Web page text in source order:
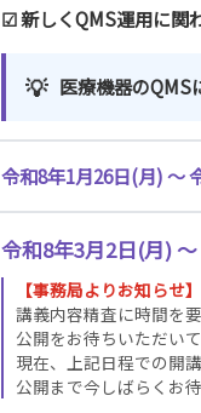
☑ 新しくQMS運用に
💡 医療機器のQMS
令和8年1月26日(月) ～
令和8年3月2日(月)
【事務局よりお知らせ】
講義内容精査に時間を
公開をお待ちいただい
現在、上記日程での開
公開まで今しばらくお